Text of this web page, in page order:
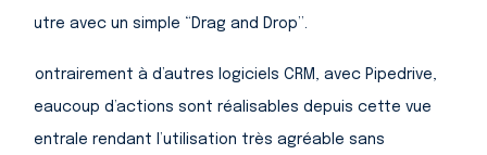
autre avec un simple “Drag and Drop”.
Contrairement à d’autres logiciels CRM, avec Pipedrive,
beaucoup d’actions sont réalisables depuis cette vue
centrale rendant l’utilisation très agréable sans